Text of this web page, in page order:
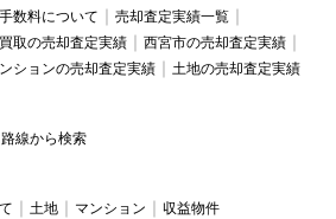
数料について
売却査定実績一覧
買取の売却査定実績
西宮市の売却査定実績
ションの売却査定実績 土地の売却査定実績
路線から検索
土地 マンション 収益物件